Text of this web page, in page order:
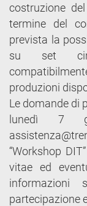
costruzione
termine del
prevista la
su set
produzioni
Le domande di
lunedì 7
“Workshop
vitae ed
informazioni
partecipazione